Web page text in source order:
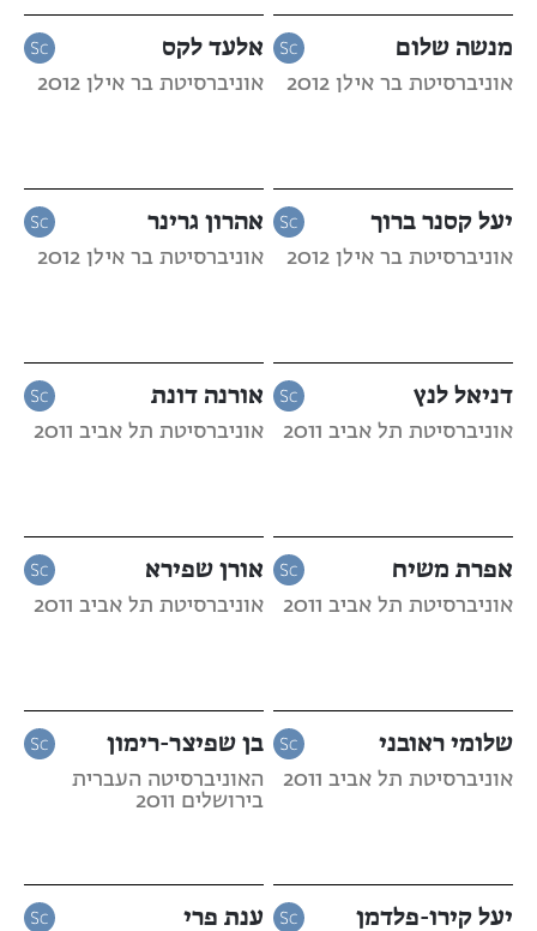
מנשה שלום
אוניברסיטת בר אילן 2012
אלעד לקס
אוניברסיטת בר אילן 2012
יעל קסנר ברוך
אוניברסיטת בר אילן 2012
אהרון גרינר
אוניברסיטת בר אילן 2012
דניאל לנץ
אוניברסיטת תל אביב 2011
אורנה דונת
אוניברסיטת תל אביב 2011
אפרת משיח
אוניברסיטת תל אביב 2011
אורן שפירא
אוניברסיטת תל אביב 2011
שלומי ראובני
אוניברסיטת תל אביב 2011
בן שפיצר-רימון
האוניברסיטה העברית
בירושלים 2011
יעל קירו-פלדמן ענת פרי